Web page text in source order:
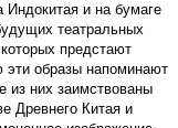
Индокитая и на бумаге
театральных
предстают
эти образы напоминают
из них заимствованы
Древнего Китая и